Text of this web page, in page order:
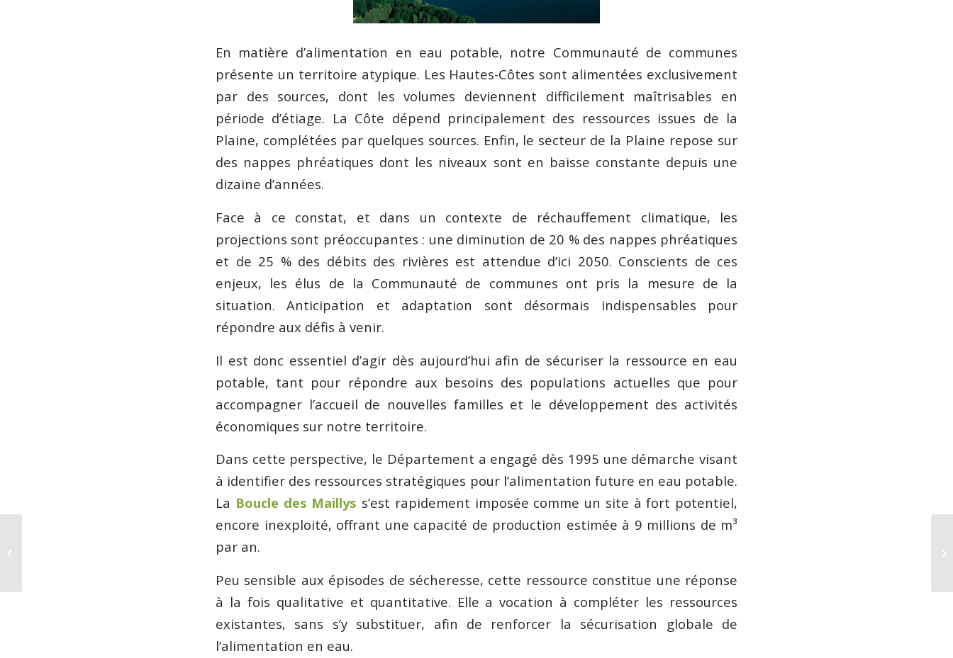
En matière d’alimentation en eau potable, notre Communauté de communes
présente un territoire atypique. Les Hautes-Côtes sont alimentées exclusivement
par des sources, dont les volumes deviennent difficilement maîtrisables en
période d’étiage. La Côte dépend principalement des ressources issues de la
Plaine, complétées par quelques sources. Enfin, le secteur de la Plaine repose sur
des nappes phréatiques dont les niveaux sont en baisse constante depuis une
dizaine d’années.
Face à ce constat, et dans un contexte de réchauffement climatique, les
projections sont préoccupantes : une diminution de 20 % des nappes phréatiques
et de 25 % des débits des rivières est attendue d’ici 2050. Conscients de ces
enjeux, les élus de la Communauté de communes ont pris la mesure de la
situation. Anticipation et adaptation sont désormais indispensables pour
répondre aux défis à venir.
Il est donc essentiel d’agir dès aujourd’hui afin de sécuriser la ressource en eau
potable, tant pour répondre aux besoins des populations actuelles que pour
accompagner l’accueil de nouvelles familles et le développement des activités
économiques sur notre territoire.
Dans cette perspective, le Département a engagé dès 1995 une démarche visant
à identifier des ressources stratégiques pour l’alimentation future en eau potable.
La Boucle des Maillys s’est rapidement imposée comme un site à fort potentiel,
encore inexploité, offrant une capacité de production estimée à 9 millions de m³
par an.
Peu sensible aux épisodes de sécheresse, cette ressource constitue une réponse
à la fois qualitative et quantitative. Elle a vocation à compléter les ressources
existantes, sans s’y substituer, afin de renforcer la sécurisation globale de
l’alimentation en eau.